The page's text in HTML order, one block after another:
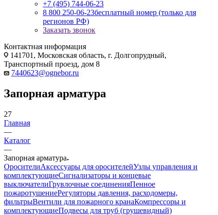
+7 (495) 744-06-23
8 800 250-06-23бесплатный номер (только для
регионов РФ)
Заказать звонок
Контактная информация
141701, Московская область, г. Долгопрудный,
Транспортный проезд, дом 8
7440623@ognebor.ru
Запорная арматура
27
Главная
—
Каталог
—
Запорная арматура
ОросителиАксессуары для оросителейУзлы управления и
комплектующиеСигнализаторы и концевые
выключателиГрувлочные соединенияПенное
пожаротушениеРегуляторы давления, расходомеры,
фильтрыВентили для пожарного кранаКомпрессоры и
комплектующиеПодвесы для труб (грушевидный)